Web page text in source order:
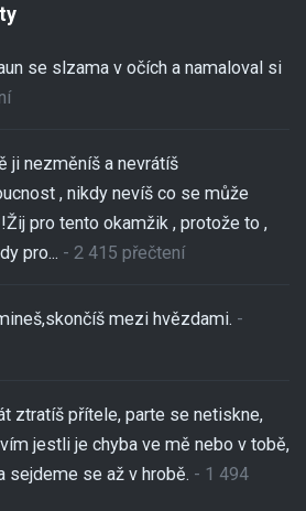
se slzama v očích a namaloval si
ji nezměníš a nevrátíš
, nikdy nevíš co se může
pro tento okamžik , protože to ,
pro... - 2 415 přečtení
mezi hvězdami. -
ztratíš přítele, parte se netiskne,
jestli je chyba ve mě nebo v tobě,
sejdeme se až v hrobě. - 1 494